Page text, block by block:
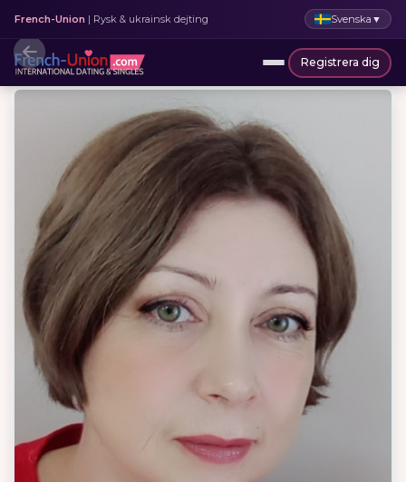
French-Union | Rysk & ukrainsk dejting Svenska ▼
Registrera dig